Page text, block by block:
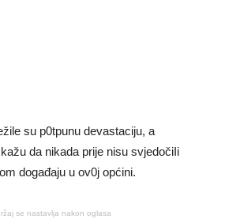
su p0tpunu devastaciju, a
da nikada prije nisu svjedočiIi
događaju u ov0j općini.
se nastavlja nakon oglasa